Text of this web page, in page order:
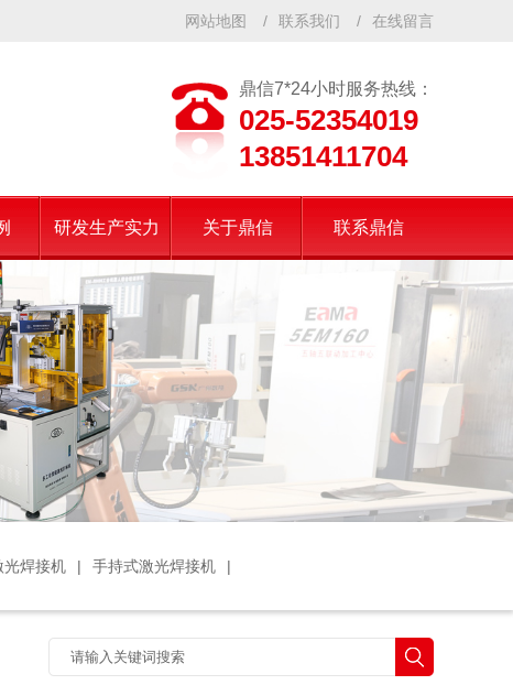
网站地图 / 联系我们 / 在线留言
鼎信7*24小时服务热线：
025-52354019
13851411704
研发生产实力 关于鼎信 联系鼎信
光焊接机 | 手持式激光焊接机 |